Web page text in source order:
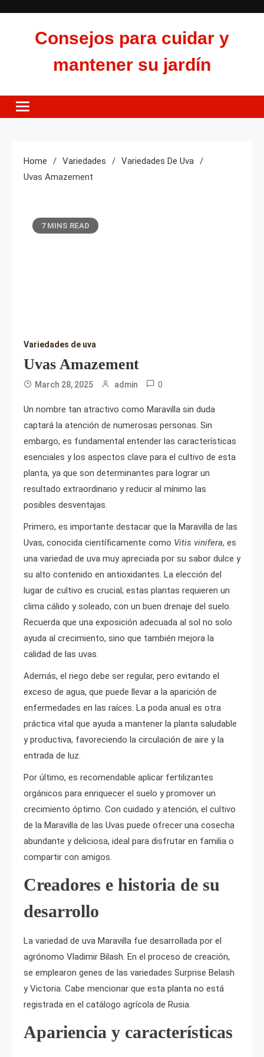
Consejos para cuidar y
mantener su jardín
Home Variedades
Variedades De Uva
Uvas Amazement
7 MINS READ
Variedades de uva
Uvas Amazement
March 28, 2025 admin 0
Un nombre tan atractivo como Maravilla sin duda
captará la atención de numerosas personas. Sin
embargo, es fundamental entender las características
esenciales y los aspectos clave para el cultivo de esta
planta, ya que son determinantes para lograr un
resultado extraordinario y reducir al mínimo las
posibles desventajas.
Primero, es importante destacar que la Maravilla de las
Uvas, conocida científicamente como Vitis vinifera, es
una variedad de uva muy apreciada por su sabor dulce y
su alto contenido en antioxidantes. La elección del
lugar de cultivo es crucial; estas plantas requieren un
clima cálido y soleado, con un buen drenaje del suelo.
Recuerda que una exposición adecuada al sol no solo
ayuda al crecimiento, sino que también mejora la
calidad de las uvas.
Además, el riego debe ser regular, pero evitando el
exceso de agua, que puede llevar a la aparición de
enfermedades en las raíces. La poda anual es otra
práctica vital que ayuda a mantener la planta saludable
y productiva, favoreciendo la circulación de aire y la
entrada de luz.
Por último, es recomendable aplicar fertilizantes
orgánicos para enriquecer el suelo y promover un
crecimiento óptimo. Con cuidado y atención, el cultivo
de la Maravilla de las Uvas puede ofrecer una cosecha
abundante y deliciosa, ideal para disfrutar en familia o
compartir con amigos.
Creadores e historia de su
desarrollo
La variedad de uva Maravilla fue desarrollada por el
agrónomo Vladimir Bilash. En el proceso de creación,
se emplearon genes de las variedades Surprise Belash
y Victoria. Cabe mencionar que esta planta no está
registrada en el catálogo agrícola de Rusia.
Apariencia y características